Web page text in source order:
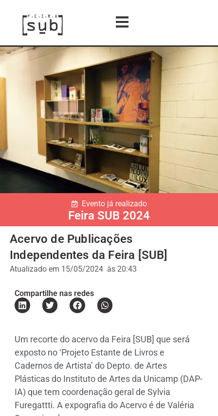
Evento já realizado
Feira SUB 2024
Acervo de Publicações
Independentes da Feira [SUB]
Atualizado em 15/05/2024 às 20:43
Compartilhe nas redes
Um recorte do acervo da Feira [SUB] que será
exposto no ‘Projeto Estante de Livros e
Cadernos de Artista’ do Depto. de Artes
Plásticas do Instituto de Artes da Unicamp (DAP-
IA) que tem coordenação geral de Sylvia
Furegattti. A expografia do Acervo é de Valéria